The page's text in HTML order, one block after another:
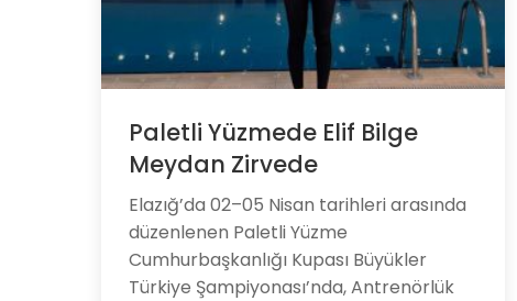
Paletli Yüzmede Elif Bilge
Meydan Zirvede
Elazığ’da 02–05 Nisan tarihleri arasında
düzenlenen Paletli Yüzme
Cumhurbaşkanlığı Kupası Büyükler
Türkiye Şampiyonası’nda, Antrenörlük